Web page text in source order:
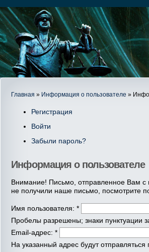
Главная » Информация о пользователе »
Регистрация
Войти
Забыли пароль?
Информация о пользователе
Внимание! Письмо, отправленное Вам с
не получили наше письмо, посмотрите
Имя пользователя: *
Пробелы разрешены; знаки пунктуации
Email-адрес: *
На указанный адрес будут